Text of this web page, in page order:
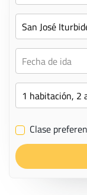
✔ Clase